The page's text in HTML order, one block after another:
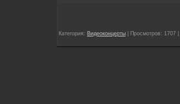
Категория: Видеоконцерты | Просмотров: 1707